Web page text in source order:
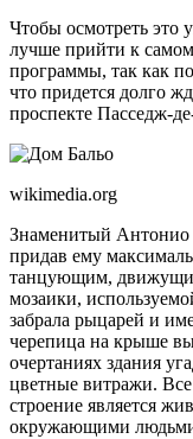
Чтобы осмотреть это
лучше прийти к
программы, так как
что придется долго
проспекте Пасседж-
wikimedia.org
Знаменитый Антонио
придав ему
танцующим,
мозаики,
забрала рыцарей и
черепица на крыше
очертаниях здания
цветные витражи.
строение является
окружающими